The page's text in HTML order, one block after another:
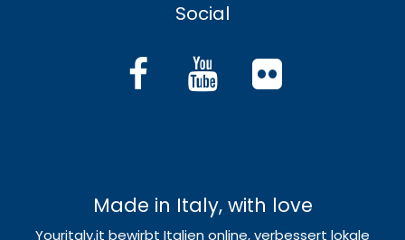
Social
Made in Italy, with love
Youritaly.it bewirbt Italien online, verbessert lokale